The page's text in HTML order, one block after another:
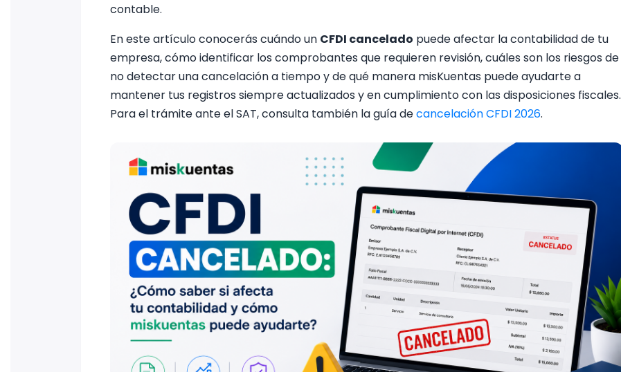
contable.
En este artículo conocerás cuándo un CFDI cancelado puede afectar la contabilidad de tu
empresa, cómo identificar los comprobantes que requieren revisión, cuáles son los riesgos de
no detectar una cancelación a tiempo y de qué manera misKuentas puede ayudarte a
mantener tus registros siempre actualizados y en cumplimiento con las disposiciones fiscales.
Para el trámite ante el SAT, consulta también la guía decancelación CFDI 2026.